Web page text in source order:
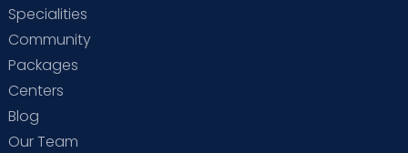
Specialities
Community
Packages
Centers
Blog
Our Team